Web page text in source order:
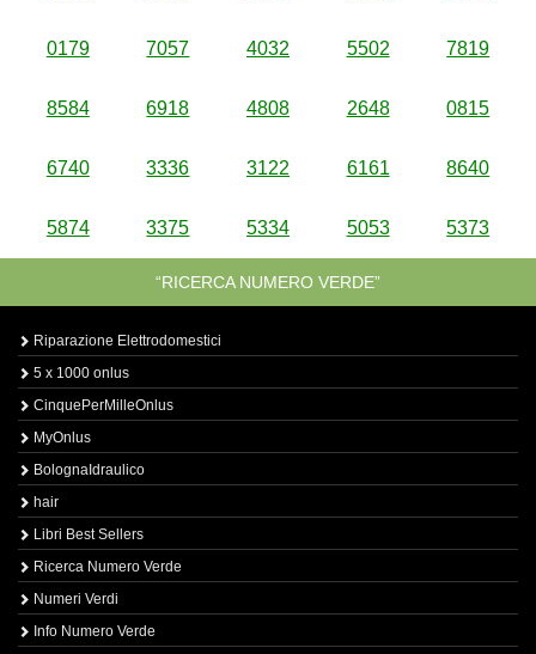
0179 7057 4032 5502 7819
8584 6918 4808 2648 0815
6740 3336 3122 6161 8640
5874 3375 5334 5053 5373
“RICERCA NUMERO VERDE”
Riparazione Elettrodomestici
5 x 1000 onlus
CinquePerMilleOnlus
MyOnlus
BolognaIdraulico
hair
Libri Best Sellers
Ricerca Numero Verde
Numeri Verdi
Info Numero Verde